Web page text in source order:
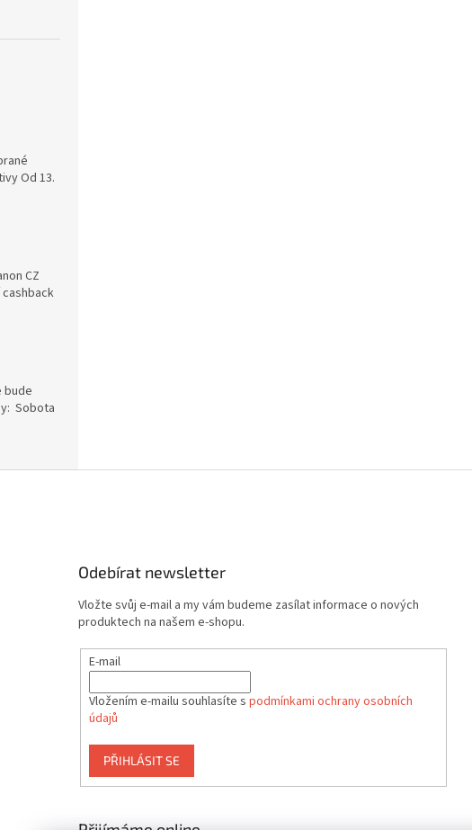
Od 13.
CZ
bude
Sobota
Odebírat newsletter
Vložte svůj e-mail a my vám budeme zasílat informace o nových
produktech na našem e-shopu.
E-mail
Vložením e-mailu souhlasíte s podmínkami ochrany osobních
údajů
PŘIHLÁSIT SE